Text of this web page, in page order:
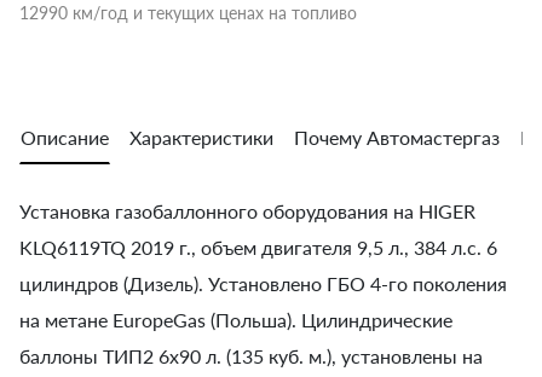
12990 км/год и текущих ценах на топливо
Описание Характеристики Почему Автомастергаз
Установка газобаллонного оборудования на HIGER
KLQ6119TQ 2019 г., объем двигателя 9,5 л., 384 л.с. 6
цилиндров (Дизель). Установлено ГБО 4-го поколения
на метане EuropeGas (Польша). Цилиндрические
баллоны ТИП2 6х90 л. (135 куб. м.), установлены на